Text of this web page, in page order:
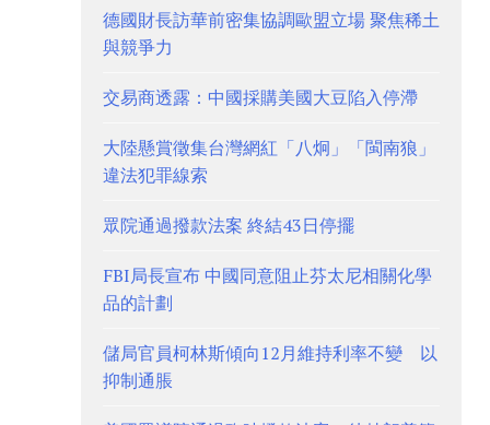
德國財長訪華前密集協調歐盟立場 聚焦稀土
與競爭力
交易商透露：中國採購美國大豆陷入停滯
大陸懸賞徵集台灣網紅「八炯」「閩南狼」
違法犯罪線索
眾院通過撥款法案 終結43日停擺
FBI局長宣布 中國同意阻止芬太尼相關化學
品的計劃
儲局官員柯林斯傾向12月維持利率不變 以
抑制通脹